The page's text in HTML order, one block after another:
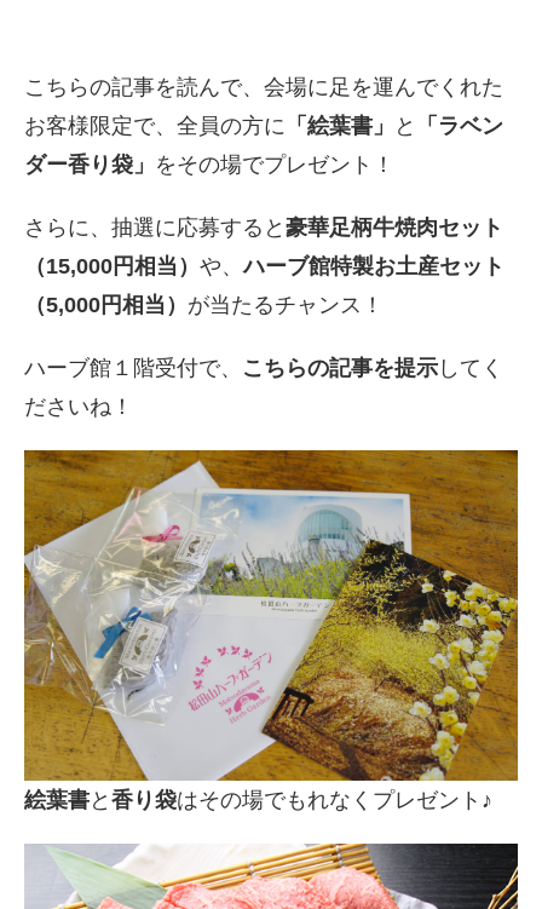
こちらの記事を読んで、会場に足を運んでくれた
お客様限定で、全員の方に 「絵葉書」 と
「ラベン
ダー香り袋」 をその場でプレゼント！
さらに、抽選に応募すると 豪華足柄牛焼肉セット
（15,000円相当） や、ハーブ館特製お土産セット
（5,000円相当） が当たるチャンス！
ハーブ館１階受付で、 こちらの記事を提示 してく
ださいね！
絵葉書と 香り袋はその場でもれなくプレゼント♪